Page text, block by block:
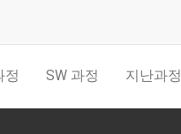
정 SW 과정 지난과정